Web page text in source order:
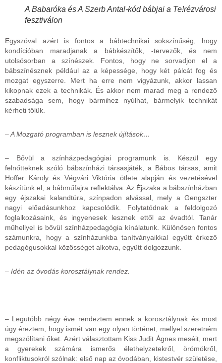
A Babaróka és A Szerb Antal-kód bábjai a Te!rézvárosi
fesztiválon
Egyszóval azért is fontos a bábtechnikai sokszínűség, hogy
kondícióban maradjanak a bábkészítők, -tervezők, és nem
utolsósorban a színészek. Fontos, hogy ne sorvadjon el a
bábszínésznek például az a képessége, hogy két pálcát fog és
mozgat egyszerre. Mert ha erre nem vigyázunk, akkor lassan
kikopnak ezek a technikák. És akkor nem marad meg a rendező
szabadsága sem, hogy bármihez nyúlhat, bármelyik technikát
kérheti tőlük.
– A Mozgató programban is lesznek újítások…
– Bővül a színházpedagógiai programunk is. Készül egy
felnőtteknek szóló bábszínházi társasjáték, a Bábos társas, amit
Hoffer Károly és Végvári Viktória ötlete alapján és vezetésével
készítünk el, a bábműfajra reflektálva. Az Éjszaka a bábszínházban
egy éjszakai kalandtúra, színpadon alvással, mely a Gengszter
nagyi előadásunkhoz kapcsolódik. Folytatódnak a feldolgozó
foglalkozásaink, és ingyenesek lesznek ettől az évadtól. Tanár
műhellyel is bővül színházpedagógia kínálatunk. Különösen fontos
számunkra, hogy a színházunkba tanítványaikkal együtt érkező
pedagógusokkal közösséget alkotva, együtt dolgozzunk.
– Idén az óvodás korosztálynak rendez.
– Legutóbb négy éve rendeztem ennek a korosztálynak és most
úgy éreztem, hogy ismét van egy olyan történet, mellyel szeretném
megszólítani őket. Azért választottam Kiss Judit Ágnes meséit, mert
a gyerekek számára ismerős élethelyzetekről, örömökről,
konfliktusokról szólnak: első nap az óvodában, kistestvér születése,